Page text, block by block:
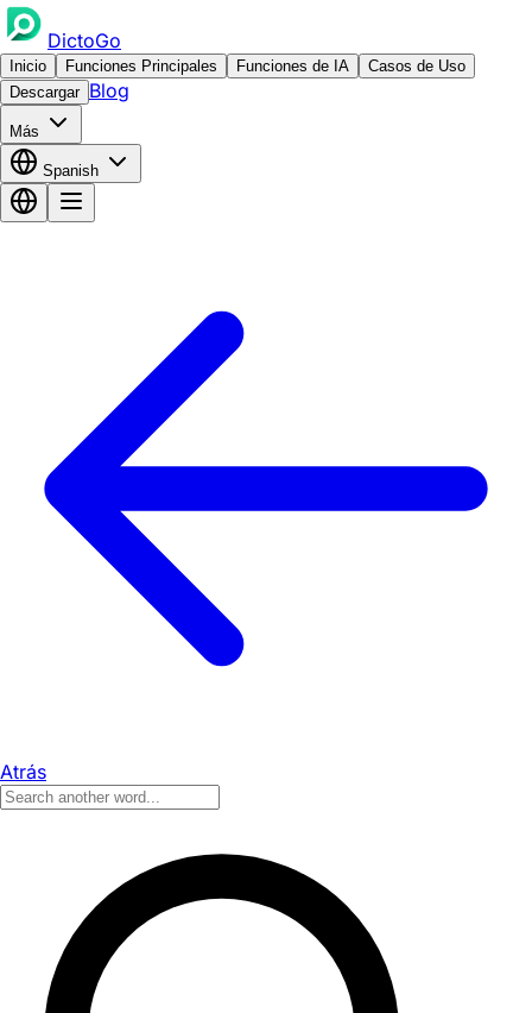
DictoGo
Inicio Funciones Principales Funciones de IA
Casos de Uso
Descargar Blog
Más
Spanish
Atrás